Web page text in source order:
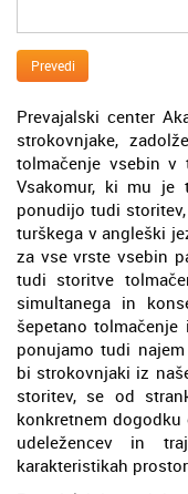
Prevedi
Prevajalski center
strokovnjake,
tolmačenje vsebin v
Vsakomur, ki mu je
ponudijo tudi
turškega v angleški
za vse vrste vsebin
tudi storitve
simultanega in
šepetano
ponujamo tudi
bi strokovnjaki iz
storitev, se od
konkretnem
udeležencev in
karakteristikah